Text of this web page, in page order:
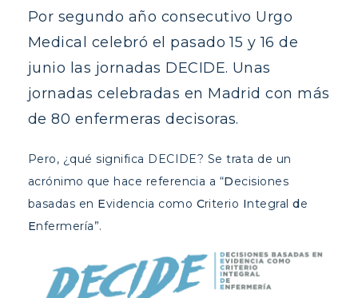
Por segundo año consecutivo Urgo
Medical celebró el pasado 15 y 16 de
junio las jornadas DECIDE. Unas
jornadas celebradas en Madrid con más
de 80 enfermeras decisoras.
Pero, ¿qué significa DECIDE? Se trata de un
acrónimo que hace referencia a “Decisiones
basadas en Evidencia como Criterio Integralde
Enfermería”.